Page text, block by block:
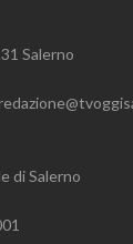
Salerno
di Salerno